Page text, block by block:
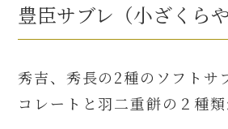
豊臣サブレ（小ざくらや
秀吉、秀長の2種のソフトサ
コレートと羽二重餅の２種